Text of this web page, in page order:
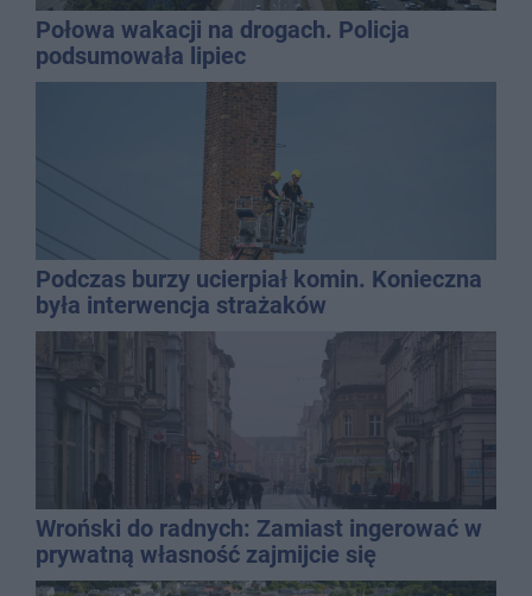
Połowa wakacji na drogach. Policja
podsumowała lipiec
Podczas burzy ucierpiał komin. Konieczna
była interwencja strażaków
Wroński do radnych: Zamiast ingerować w
prywatną własność zajmijcie się
gospodarką